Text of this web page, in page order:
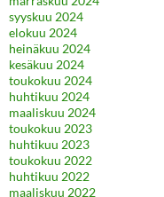
syyskuu 2024
elokuu 2024
heinäkuu 2024
kesäkuu 2024
toukokuu 2024
huhtikuu 2024
maaliskuu 2024
toukokuu 2023
huhtikuu 2023
toukokuu 2022
huhtikuu 2022
maaliskuu 2022